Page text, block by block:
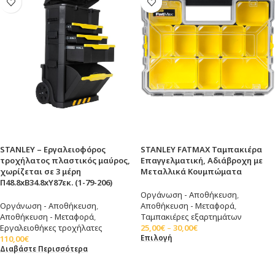
STANLEY – Εργαλειοφόρος
τροχήλατος πλαστικός μαύρος,
χωρίζεται σε 3 μέρη
Π48.8xΒ34.8xΥ87εκ. (1-79-206)
Οργάνωση - Αποθήκευση,
Αποθήκευση - Μεταφορά,
Εργαλειοθήκες τροχήλατες
110,00€
Διαβάστε Περισσότερα
STANLEY FATMAX Ταμπακιέρα
Επαγγελματική, Αδιάβροχη με
Μεταλλικά Κουμπώματα
Οργάνωση - Αποθήκευση,
Αποθήκευση - Μεταφορά,
Ταμπακιέρες εξαρτημάτων
25,00€ – 30,00€
Επιλογή